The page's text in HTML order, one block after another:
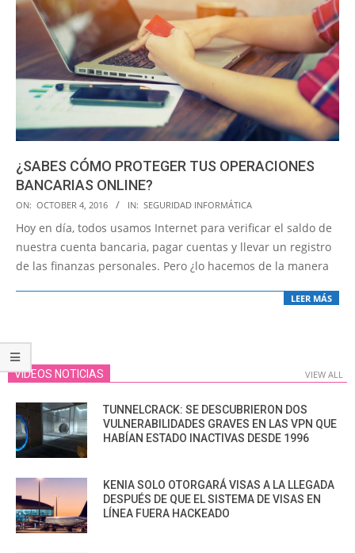
¿SABES CÓMO PROTEGER TUS OPERACIONES
BANCARIAS ONLINE?
2016-
10-
ON: OCTOBER 4, 2016 IN: SEGURIDAD INFORMÁTICA
Hoy en día, todos usamos Internet para verificar el saldo de
nuestra cuenta bancaria, pagar cuentas y llevar un registro
de las finanzas personales. Pero ¿lo hacemos de la manera
LEER MÁS
VIDEOS NOTICIAS VIEW ALL
TUNNELCRACK: SE DESCUBRIERON DOS
VULNERABILIDADES GRAVES EN LAS VPN QUE
HABÍAN ESTADO INACTIVAS DESDE 1996
KENIA SOLO OTORGARÁ VISAS A LA LLEGADA
DESPUÉS DE QUE EL SISTEMA DE VISAS EN
LÍNEA FUERA HACKEADO